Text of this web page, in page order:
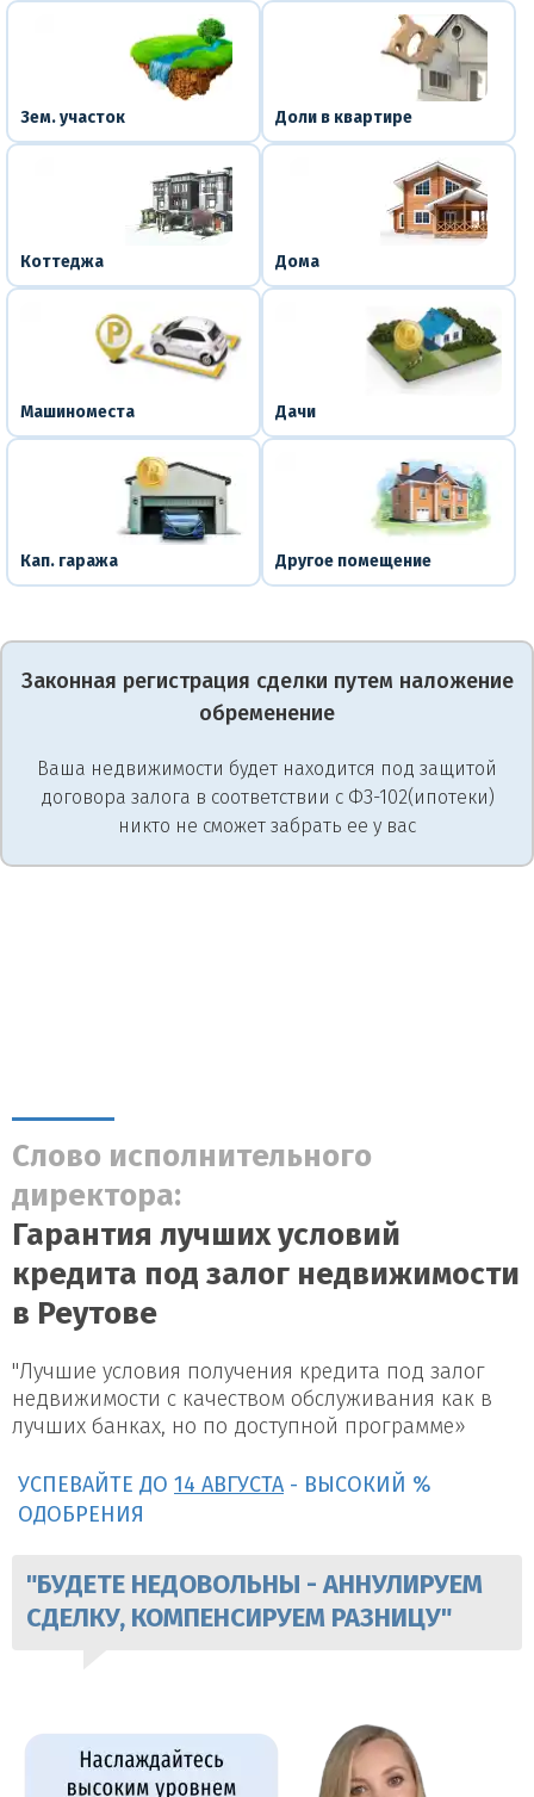
Зем. участок Доли в квартире
Коттеджа Дома
Машиноместа Дачи
Кап. гаража Другое помещение
Законная регистрация сделки путем наложение
обременение
Ваша недвижимости будет находится под защитой
договора залога в соответствии с ФЗ-102(ипотеки)
никто не сможет забрать ее у вас
Слово исполнительного
директора:
Гарантия лучших условий
кредита под залог недвижимости
в Реутове
"Лучшие условия получения кредита под залог
недвижимости с качеством обслуживания как в
лучших банках, но по доступной программе»
УСПЕВАЙТЕ ДО 14 АВГУСТА - ВЫСОКИЙ %
ОДОБРЕНИЯ
"БУДЕТЕ НЕДОВОЛЬНЫ - АННУЛИРУЕМ
СДЕЛКУ, КОМПЕНСИРУЕМ РАЗНИЦУ"